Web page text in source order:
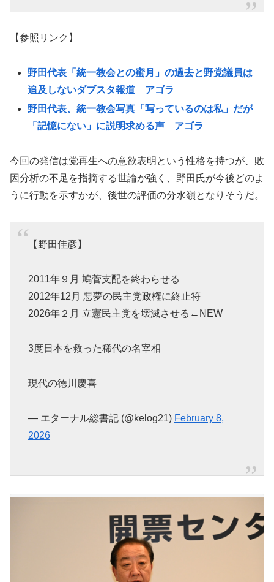
【参照リンク】
野田代表「統一教会との蜜月」の過去と野党議員は
追及しないダブスタ報道 アゴラ
野田代表、統一教会写真「写っているのは私」だが
「記憶にない」に説明求める声 アゴラ
今回の発信は党再生への意欲表明という性格を持つが、敗
因分析の不足を指摘する世論が強く、野田氏が今後どのよ
うに行動を示すかが、後世の評価の分水嶺となりそうだ。
【野田佳彦】
2011年９月 鳩菅支配を終わらせる
2012年12月 悪夢の民主党政権に終止符
2026年２月 立憲民主党を壊滅させる←NEW
3度日本を救った稀代の名宰相
現代の徳川慶喜
— エターナル総書記 (@kelog21) February 8,
2026